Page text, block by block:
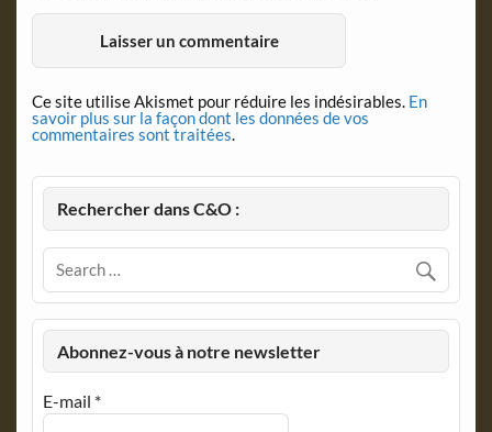
Ce site utilise Akismet pour réduire les indésirables. En
savoir plus sur la façon dont les données de vos
commentaires sont traitées.
Rechercher dans C&O :
Abonnez-vous à notre newsletter
E-mail *